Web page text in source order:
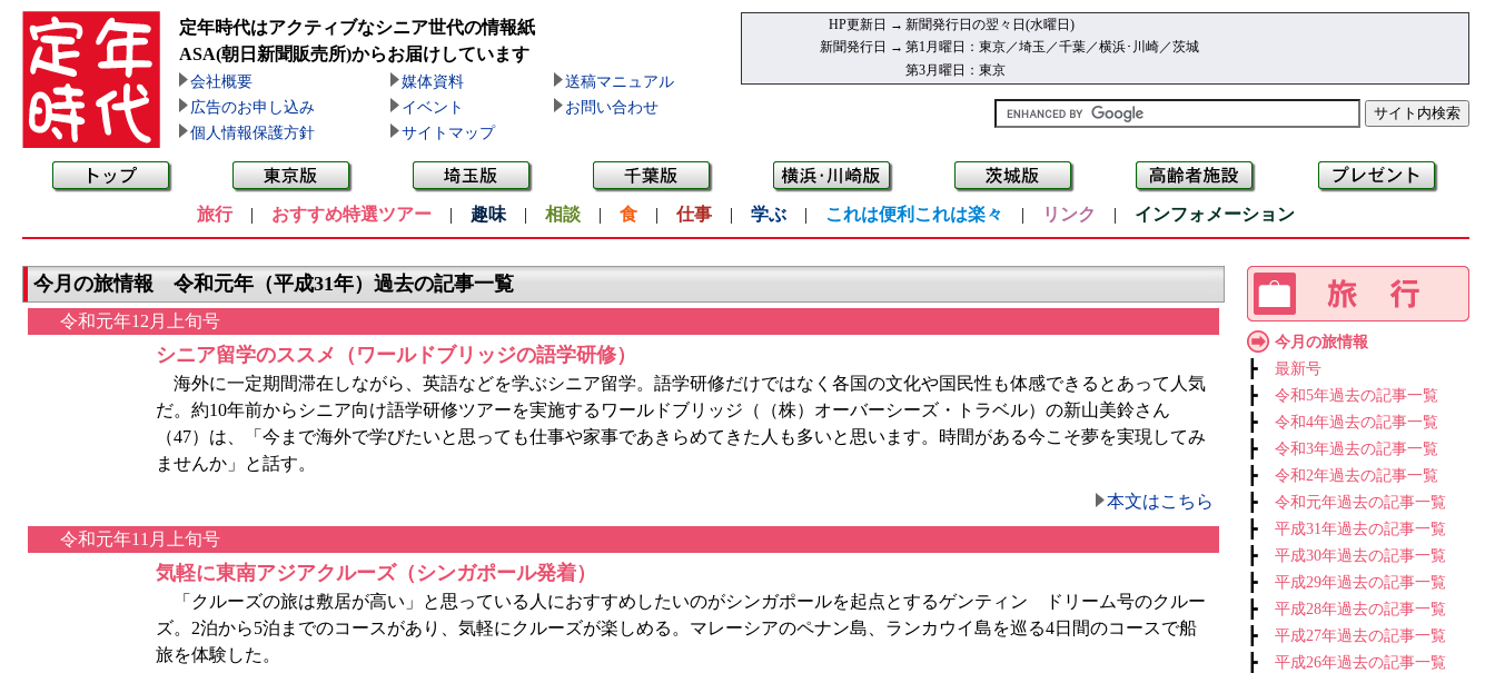
定年時代はアクティブなシニア世代の情報紙
ASA(朝日新聞販売所)からお届けしています
会社概要 媒体資料
送稿マニュアル
広告のお申し込み
イベント
お問い合わせ
個人情報保護方針
サイトマップ
HP更新日 → 新聞発行日の翌々日(水曜日)
新聞発行日 → 第1月曜日：東京／埼玉／千葉／横浜･川崎／茨城
第3月曜日：東京
旅行| おすすめ特選ツアー | 趣味 | 相談 | 食 | 仕事 | 学ぶ | これは便利これは楽々 | リンク | インフォメーション
今月の旅情報 令和元年（平成31年）過去の記事一覧
令和元年12月上旬号
シニア留学のススメ（ワールドブリッジの語学研修）
海外に一定期間滞在しながら、英語などを学ぶシニア留学。語学研修だけではなく各国の文化や国民性も体感できるとあって人気
だ。約10年前からシニア向け語学研修ツアーを実施するワールドブリッジ（（株）オーバーシーズ・トラベル）の新山美鈴さん
（47）は、「今まで海外で学びたいと思っても仕事や家事であきらめてきた人も多いと思います。時間がある今こそ夢を実現してみ
ませんか」と話す。
本文はこちら
令和元年11月上旬号
気軽に東南アジアクルーズ（シンガポール発着）
「クルーズの旅は敷居が高い」と思っている人におすすめしたいのがシンガポールを起点とするゲンティン ドリーム号のクルー
ズ。2泊から5泊までのコースがあり、気軽にクルーズが楽しめる。マレーシアのペナン島、ランカウイ島を巡る4日間のコースで船
旅を体験した。
今月の旅情報
┣ 最新号
┣ 令和5年過去の記事一覧
┣ 令和4年過去の記事一覧
┣ 令和3年過去の記事一覧
┣ 令和2年過去の記事一覧
┣ 令和元年過去の記事一覧
┣ 平成31年過去の記事一覧
┣ 平成30年過去の記事一覧
┣ 平成29年過去の記事一覧
┣ 平成28年過去の記事一覧
┣ 平成27年過去の記事一覧
┣ 平成26年過去の記事一覧